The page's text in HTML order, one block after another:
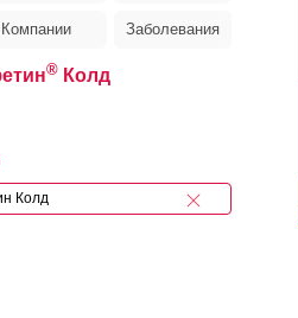
Компании Заболевания
®Колд